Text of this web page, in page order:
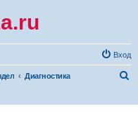
Вход
Диагностика